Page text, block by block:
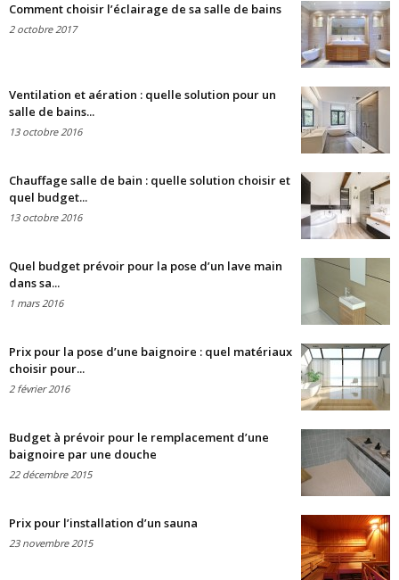
Comment choisir l’éclairage de sa salle de bains
2 octobre 2017
Ventilation et aération : quelle solution pour un
salle de bains...
13 octobre 2016
Chauffage salle de bain : quelle solution choisir et
quel budget...
13 octobre 2016
Quel budget prévoir pour la pose d’un lave main
dans sa...
1 mars 2016
Prix pour la pose d’une baignoire : quel matériaux
choisir pour...
2 février 2016
Budget à prévoir pour le remplacement d’une
baignoire par une douche
22 décembre 2015
Prix pour l’installation d’un sauna
23 novembre 2015